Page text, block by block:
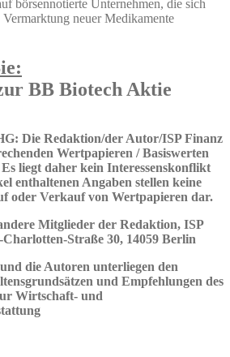
börsennotierte Unternehmen, die sich
neuer Medikamente
BB Biotech Aktie
Die Redaktion/der Autor/ISP Finanz
Wertpapieren / Basiswerten
liegt daher kein Interessenskonflikt
enthaltenen Angaben stellen keine
oder Verkauf von Wertpapieren dar.
Mitglieder der Redaktion, ISP
Straße 30, 14059 Berlin
die Autoren unterliegen den
und Empfehlungen des
Wirtschaft- und